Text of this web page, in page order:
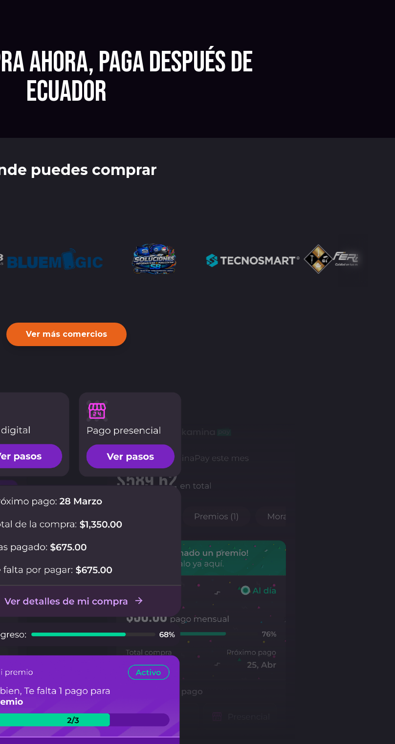
ahora, Paga después de
Ecuador
puedes comprar
Ver más comercios